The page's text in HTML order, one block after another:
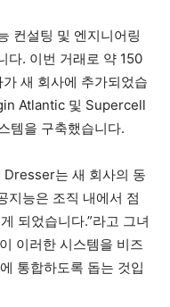
컨설팅 및 엔지니어링
다. 이번 거래로 약 150
새 회사에 추가되었습
Atlantic 및 Supercell
템을 구축했습니다.
는 새 회사의 동
지능은 조직 내에서 점
되었습니다.”라고 그녀
이러한 시스템을 비즈
통합하도록 돕는 것입